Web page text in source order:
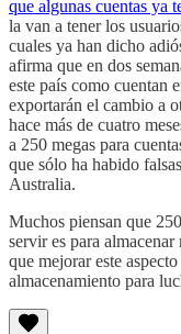
que algunas cuentas ya
la van a tener los
cuales ya han dicho
afirma que en dos
este país como cuentan
exportarán el cambio a
hace más de cuatro
a 250 megas para
que sólo ha habido
Australia.
Muchos piensan que
servir es para
que mejorar este
almacenamiento para